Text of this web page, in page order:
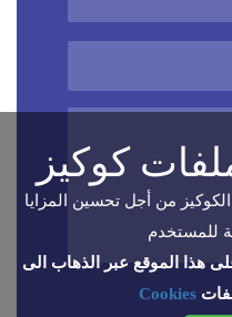
كوكيز
من أجل تحسين المزايا
للمستخدم
هذا الموقع عبر الذهاب الى
Cookies